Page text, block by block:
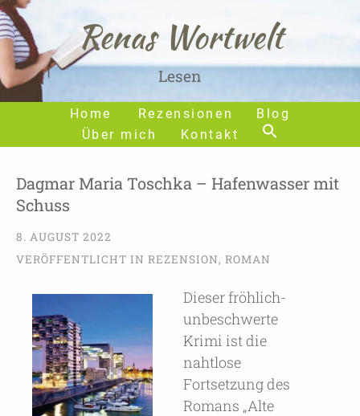
Home Rezensionen
Blog
Über mich
Kontakt
Renas Wortwelt
Lesen
Dagmar Maria Toschka – Hafenwasser mit
Schuss
8. AUGUST 2022
VERÖFFENTLICHT IN REZENSION, ROMAN
Dieser fröhlich-
unbeschwerte
Krimi ist die
nahtlose
Fortsetzung des
Romans „Alte